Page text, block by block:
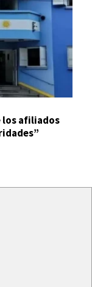
los afiliados